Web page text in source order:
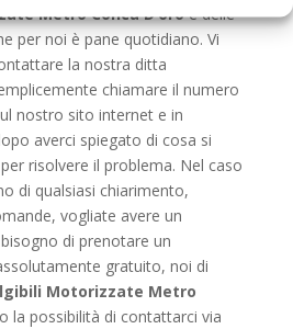
Metro Conca D’oroe delle
per noi è pane quotidiano. Vi
la nostra ditta
chiamare il numero
nostro sito internet e in
averci spiegato di cosa si
risolvere il problema. Nel caso
di qualsiasi chiarimento,
vogliate avere un
di prenotare un
gratuito, noi di
Motorizzate Metro
la possibilità di contattarci via